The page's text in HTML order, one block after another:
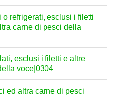
o refrigerati, esclusi i filetti
carne di pesci della
esclusi i filetti e altre
voce|0304
ed altra carne di pesci